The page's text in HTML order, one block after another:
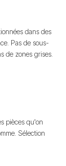
dans des
Pas de sous-
de zones grises.
pièces qu'on
Sélection